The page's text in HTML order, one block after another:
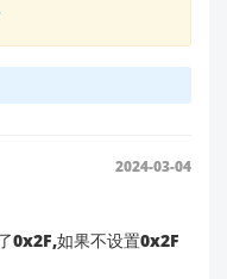
2024-03-04
0x2F,如果不设置0x2F